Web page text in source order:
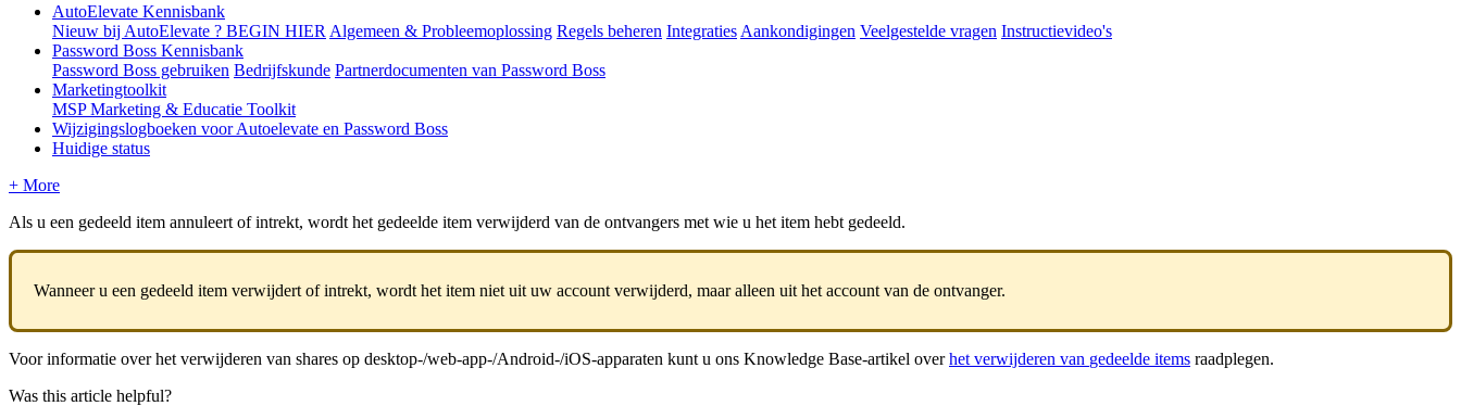
AutoElevate Kennisbank
Nieuw bij AutoElevate ? BEGIN HIER Algemeen & Probleemoplossing Regels beheren Integraties Aankondigingen Veelgestelde vragen Instructievideo's
Password Boss Kennisbank
Password Boss gebruiken Bedrijfskunde Partnerdocumenten van Password Boss
Marketingtoolkit
MSP Marketing & Educatie Toolkit
Wijzigingslogboeken voor Autoelevate en Password Boss
Huidige status
+ More
Als u een gedeeld item annuleert of intrekt, wordt het gedeelde item verwijderd van de ontvangers met wie u het item hebt gedeeld.
Wanneer u een gedeeld item verwijdert of intrekt, wordt het item niet uit uw account verwijderd, maar alleen uit het account van de ontvanger.
Voor informatie over het verwijderen van shares op desktop-/web-app-/Android-/iOS-apparaten kunt u ons Knowledge Base-artikel over het verwijderen van gedeelde items raadplegen.
Was this article helpful?